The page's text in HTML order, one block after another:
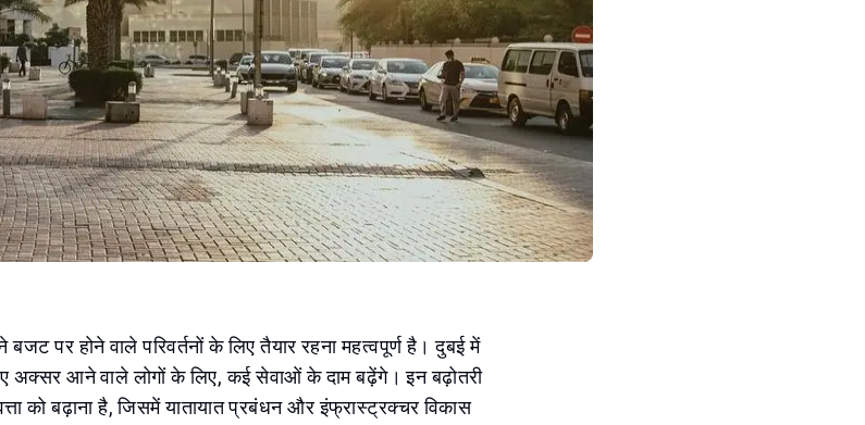
पर होने वाले परिवर्तनों के लिए तैयार रहना महत्वपूर्ण है। दुबई में
अक्सर आने वाले लोगों के लिए, कई सेवाओं के दाम बढ़ेंगे। इन बढ़ोतरी
को बढ़ाना है, जिसमें यातायात प्रबंधन और इंफ्रास्ट्रक्चर विकास